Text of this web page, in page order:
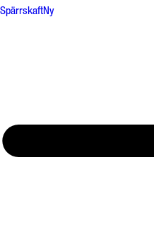
SpärrskaftNy